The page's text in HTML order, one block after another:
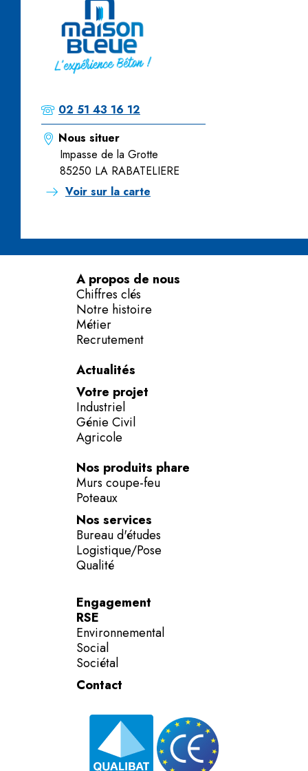
02 51 43 16 12
Nous situer
Impasse de la Grotte
85250 LA RABATELIERE
Voir sur la carte
A propos de nous
Chiffres clés
Notre histoire
Métier
Recrutement
Actualités
Votre projet
Industriel
Génie Civil
Agricole
Nos produits phare
Murs coupe-feu
Poteaux
Nos services
Bureau d'études
Logistique/Pose
Qualité
Engagement
RSE
Environnemental
Social
Sociétal
Contact